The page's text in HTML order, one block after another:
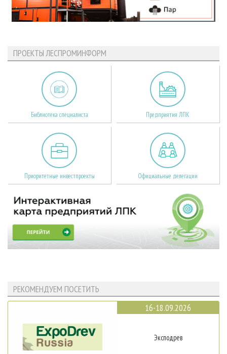
ПРОЕКТЫ ЛЕСПРОМИНФОРМ
Библиотека специалиста Предприятия ЛПК
Приоритетные инвестпроекты Официальные делегации
РЕКОМЕНДУЕМ ПОСЕТИТЬ
16-18.09.2026
Эксподрев